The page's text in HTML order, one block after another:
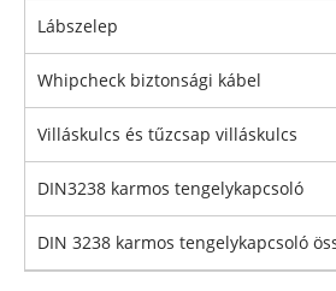
Lábszelep
Whipcheck biztonsági kábel
Villáskulcs és tűzcsap villáskulcs
DIN3238 karmos tengelykapcsoló
DIN 3238 karmos tengelykapcsoló